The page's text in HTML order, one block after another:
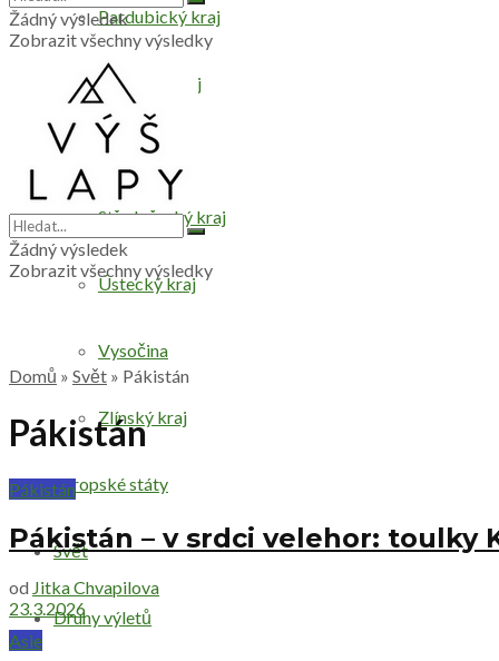
Pardubický kraj
Plzeňský kraj
Praha
Středočeský kraj
Ústecký kraj
Vysočina
Zlínský kraj
Evropské státy
Svět
Druhy výletů
Žádný výsledek
Zobrazit všechny výsledky
Žádný výsledek
Zobrazit všechny výsledky
Domů » Svět » Pákistán
Pákistán
Pákistán
Pákistán – v srdci velehor: toulky
od Jitka Chvapilova
23.3.2026
Asie